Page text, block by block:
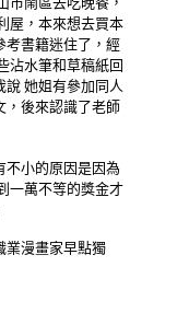
屋，本來想去買本
考書籍迷住了，經
沾水筆和草稿紙回
她姐有參加同人
，後來認識了老師
小的原因是因為
一萬不等的獎金才
業漫畫家早點獨